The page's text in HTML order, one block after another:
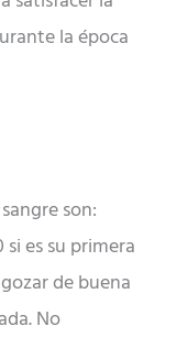
la época
son:
es su primera
de buena
No